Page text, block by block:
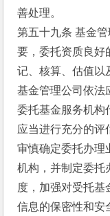
善处理。
第五十九条 基金
要，委托资质良好
记、核算、估值以
基金管理公司依法
委托基金服务机构
应当进行充分的评
审慎确定委托办理
机构，并制定委托
度，加强对受托基
信息的保密性和安